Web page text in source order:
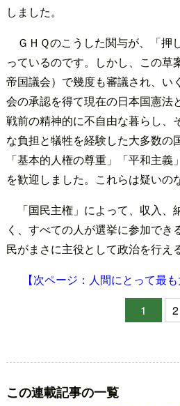
しました。
ＧＨＱのこうした関与が、「押
っているのです。しかし、この草
帝国議会）で幾度も審議され、い
会の承認を得て現在の日本国憲法
戦前の精神的に不自由な暮らし、
な負担と犠牲を経験した大多数の
「基本的人権の尊重」「平和主
を歓迎しました。これらは疑いの
「国民主権」によって、収入
く、すべての人が選挙に参加でき
民がまさに主役として政治を行え
【次ページ：人間にとって最
1
2
この連載記事の一覧